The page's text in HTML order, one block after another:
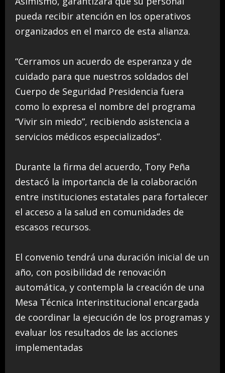
pueda recibir atención en los operativos
organizados en el marco de esta alianza.
“Cerramos un acuerdo de esperanza y de
cuidado para que nuestros soldados del
Cuerpo de Seguridad Presidencia fuera
como lo expresa el nombre del programa
“Vivir sin miedo”, recibiendo asistencia a
servicios médicos especializados”.
Durante la firma del acuerdo, Tony Peña
destacó la importancia de la colaboración
entre instituciones estatales para fortalecer
el acceso a la salud en comunidades de
escasos recursos.
El convenio tendrá una duración inicial de un
año, con posibilidad de renovación
automática, y contempla la creación de una
Mesa Técnica Interinstitucional encargada
de coordinar la ejecución de los programas y
evaluar los resultados de las acciones
implementadas